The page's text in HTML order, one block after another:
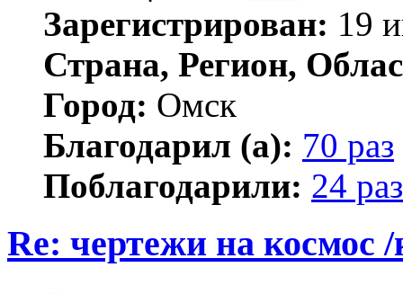
Зарегистрирован: 19
Страна, Регион,
Город: Омск
Благодарил (а): 70 раз
Поблагодарили: 24
Re: чертежи на космос